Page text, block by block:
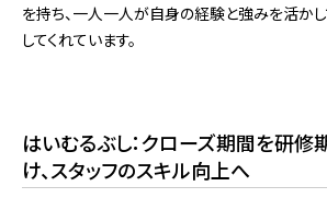
を持ち、一人一人が自身の経験と強みを活か
してくれています。
はいむるぶし：クローズ期間を研修
け、スタッフのスキル向上へ